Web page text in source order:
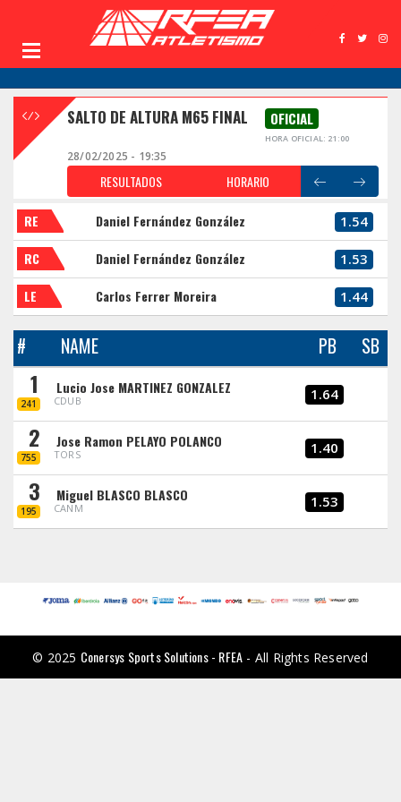
SALTO DE ALTURA M65 FINAL OFICIAL
HORA OFICIAL: 21:00
28/02/2025 - 19:35
RESULTADOS HORARIO
RE Daniel Fernández González 1.54
RC Daniel Fernández González 1.53
LE Carlos Ferrer Moreira 1.44
# NAME PB SB
1
241
Lucio Jose MARTINEZ GONZALEZ
CDUB 1.64
2
755
Jose Ramon PELAYO POLANCO
TORS 1.40
3
195
Miguel BLASCO BLASCO
CANM 1.53
© 2025 Conersys Sports Solutions - RFEA - All Rights Reserved